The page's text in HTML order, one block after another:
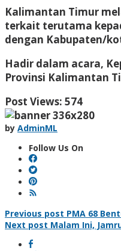
Kalimantan Timur
terkait terutama
dengan Kabupaten/
Hadir dalam acara,
Provinsi Kalimantan
Post Views: 574
by AdminML
Follow Us On
Post
navigation
Previous post PMA 68
Next post Malam Ini,